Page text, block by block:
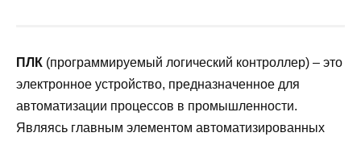
ПЛК (программируемый логический контроллер) – это
электронное устройство, предназначенное для
автоматизации процессов в промышленности.
Являясь главным элементом автоматизированных